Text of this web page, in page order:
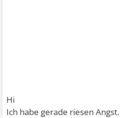
Hi
Ich habe gerade riesen Angst.